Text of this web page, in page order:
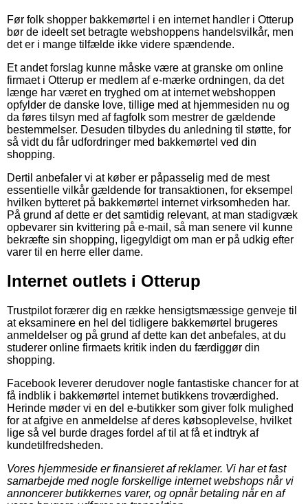
Før folk shopper bakkemørtel i en internet handler i Otterup
bør de ideelt set betragte webshoppens handelsvilkår, men
det er i mange tilfælde ikke videre spændende.
Et andet forslag kunne måske være at granske om online
firmaet i Otterup er medlem af e-mærke ordningen, da det
længe har været en tryghed om at internet webshoppen
opfylder de danske love, tillige med at hjemmesiden nu og
da føres tilsyn med af fagfolk som mestrer de gældende
bestemmelser. Desuden tilbydes du anledning til støtte, for
så vidt du får udfordringer med bakkemørtel ved din
shopping.
Dertil anbefaler vi at køber er påpasselig med de mest
essentielle vilkår gældende for transaktionen, for eksempel
hvilken bytteret på bakkemørtel internet virksomheden har.
På grund af dette er det samtidig relevant, at man stadigvæk
opbevarer sin kvittering på e-mail, så man senere vil kunne
bekræfte sin shopping, ligegyldigt om man er på udkig efter
varer til en herre eller dame.
Internet outlets i Otterup
Trustpilot forærer dig en række hensigtsmæssige genveje til
at eksaminere en hel del tidligere bakkemørtel brugeres
anmeldelser og på grund af dette kan det anbefales, at du
studerer online firmaets kritik inden du færdiggør din
shopping.
Facebook leverer derudover nogle fantastiske chancer for at
få indblik i bakkemørtel internet butikkens troværdighed.
Herinde møder vi en del e-butikker som giver folk mulighed
for at afgive en anmeldelse af deres købsoplevelse, hvilket
lige så vel burde drages fordel af til at få et indtryk af
kundetilfredsheden.
Vores hjemmeside er finansieret af reklamer. Vi har et fast
samarbejde med nogle forskellige internet webshops når vi
annoncerer butikkernes varer, og opnår betaling når en af